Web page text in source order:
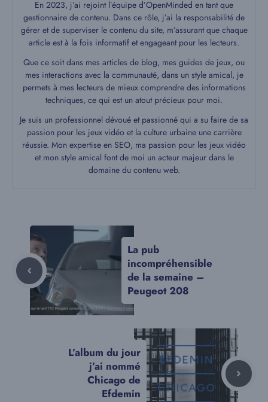
En 2023, j’ai rejoint l’équipe d’OpenMinded en tant que
gestionnaire de contenu. Dans ce rôle, j’ai la responsabilité de
gérer et de superviser le contenu du site, m’assurant que chaque
article est à la fois informatif et engageant pour les lecteurs.
Que ce soit dans mes articles de blog, mes guides de jeux, ou
mes interactions avec la communauté, dans un style amical, je
permets à mes lecteurs de mieux comprendre des informations
techniques, ce qui est un atout précieux pour moi.
Je suis un professionnel dévoué et passionné qui a su faire de sa
passion pour les jeux vidéo et la culture urbaine une carrière
réussie. Mon expertise en SEO, ma passion pour les jeux vidéo
et mon style amical font de moi un acteur majeur dans le
domaine du contenu web.
La pub
incompréhensible
de la semaine –
Peugeot 208
L’album du jour
j’ai nommé
Chicago de
Efdemin